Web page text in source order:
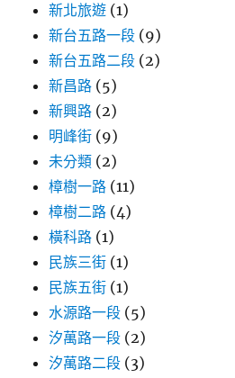
新北旅遊 (1)
新台五路一段 (9)
新台五路二段 (2)
新昌路 (5)
新興路 (2)
明峰街 (9)
未分類 (2)
樟樹一路 (11)
樟樹二路 (4)
橫科路 (1)
民族三街 (1)
民族五街 (1)
水源路一段 (5)
汐萬路一段 (2)
汐萬路二段 (3)